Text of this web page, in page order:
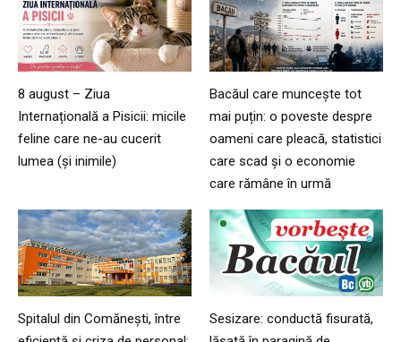
8 august – Ziua
Internațională a Pisicii: micile
feline care ne-au cucerit
lumea (și inimile)
Bacăul care muncește tot
mai puțin: o poveste despre
oameni care pleacă, statistici
care scad și o economie
care rămâne în urmă
Spitalul din Comănești, între
Sesizare: conductă fisurată,